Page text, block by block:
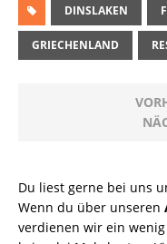
DINSLAKEN
GRIECHENLAND
Du liest gerne bei uns
Wenn du über unseren
verdienen wir ein